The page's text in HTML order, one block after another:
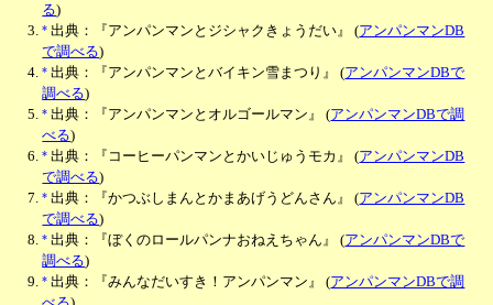
る)
* 出典：『アンパンマンとジシャクきょうだい』(アンパンマンDB
で調べる)
* 出典：『アンパンマンとバイキン雪まつり』(アンパンマンDBで
調べる)
* 出典：『アンパンマンとオルゴールマン』(アンパンマンDBで調
べる)
* 出典：『コーヒーパンマンとかいじゅうモカ』(アンパンマンDB
で調べる)
* 出典：『かつぶしまんとかまあげうどんさん』(アンパンマンDB
で調べる)
* 出典：『ぼくのロールパンナおねえちゃん』(アンパンマンDBで
調べる)
* 出典：『みんなだいすき！アンパンマン』(アンパンマンDBで調